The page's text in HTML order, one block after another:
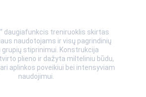
daugiafunkcis treniruoklis skirtas
naudotojams ir visų pagrindinių
grupių stiprinimui. Konstrukcija
plieno ir dažyta milteliniu būdu,
aplinkos poveikiui bei intensyviam
naudojimui.